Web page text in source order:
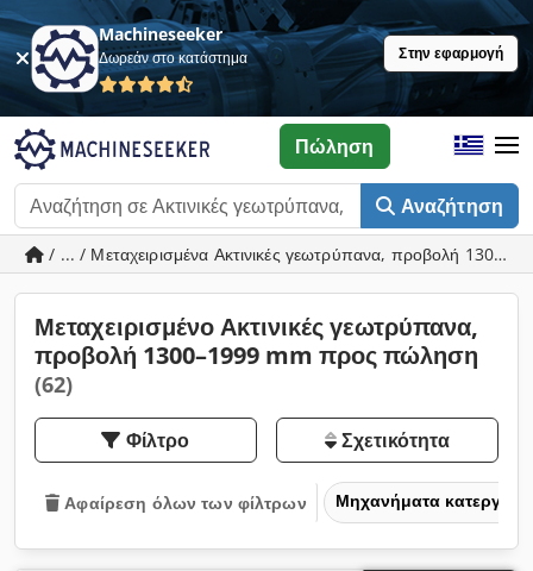
Machineseeker
Δωρεάν στο κατάστημα Στην εφαρμογή
Αναζήτηση
Πώληση
/ ... / Μεταχειρισμένα Ακτινικές γεωτρύπανα, προβολή
Μεταχειρισμένο Ακτινικές γεωτρύπανα,
προβολή 1300–1999 mm προς πώληση
(62)
Φίλτρο Σχετικότητα
Αφαίρεση όλων των φίλτρων Μηχανήματα